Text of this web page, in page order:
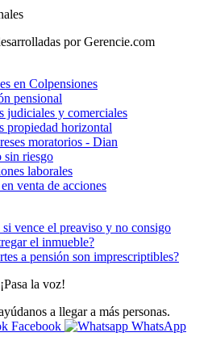
por Gerencie.com
en Colpensiones
pensional
judiciales y comerciales
propiedad horizontal
moratorios - Dian
sin riesgo
laborales
venta de acciones
si vence el preaviso y no consigo
el inmueble?
a pensión son imprescriptibles?
la voz!
a llegar a más personas.
Facebook
WhatsApp